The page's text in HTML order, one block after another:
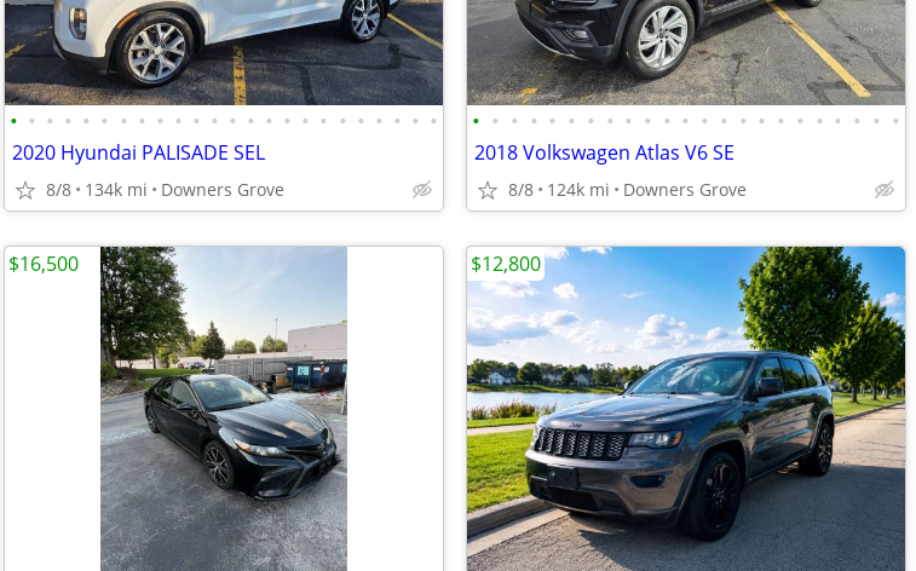
• • • • • • • • • • • • • • • • • • • • • • • •
2020 Hyundai PALISADE SEL
8/8 134k mi Downers Grove
• • • • • • • • • • • • • • • • • • • • • • •
2018 Volkswagen Atlas V6 SE
8/8 124k mi Downers Grove
$16,500 $12,800